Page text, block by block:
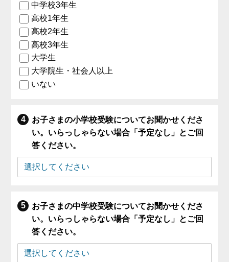
中学校3年生
高校1年生
高校2年生
高校3年生
大学生
大学院生・社会人以上
いない
お子さまの小学校受験についてお聞かせくださ
い。いらっしゃらない場合「予定なし」とご回
答ください。
お子さまの中学校受験についてお聞かせくださ
い。いらっしゃらない場合「予定なし」とご回
答ください。